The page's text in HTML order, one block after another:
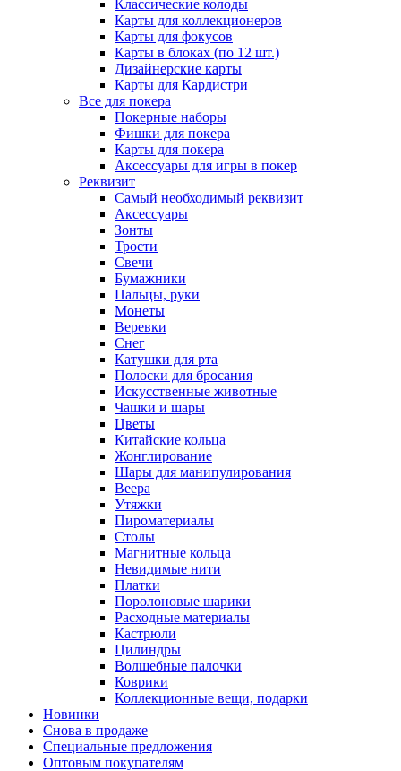
Классические колоды
Карты для коллекционеров
Карты для фокусов
Карты в блоках (по 12 шт.)
Дизайнерские карты
Карты для Кардистри
Все для покера
Покерные наборы
Фишки для покера
Карты для покера
Аксессуары для игры в покер
Реквизит
Самый необходимый реквизит
Аксессуары
Зонты
Трости
Свечи
Бумажники
Пальцы, руки
Монеты
Веревки
Снег
Катушки для рта
Полоски для бросания
Искусственные животные
Чашки и шары
Цветы
Китайские кольца
Жонглирование
Шары для манипулирования
Веера
Утяжки
Пироматериалы
Столы
Магнитные кольца
Невидимые нити
Платки
Поролоновые шарики
Расходные материалы
Кастрюли
Цилиндры
Волшебные палочки
Коврики
Коллекционные вещи, подарки
Новинки
Снова в продаже
Специальные предложения
Оптовым покупателям